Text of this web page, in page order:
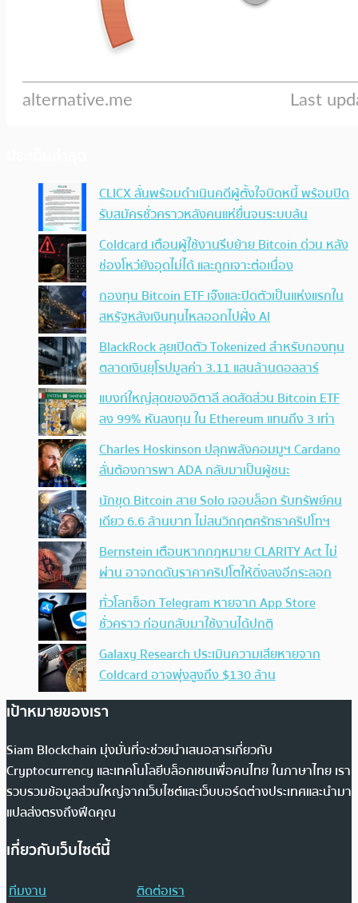
CLICX ลั่นพร้อมดำเนินคดีผู้ตั้งใจบิดหนี้ พร้อมปิด
รับสมัครชั่วคราวหลังคนแห่ยื่นจนระบบล้น
Coldcard เตือนผู้ใช้งานรีบย้าย Bitcoin ด่วน หลัง
ช่องโหว่ยังอุดไม่ได้ และถูกเจาะต่อเนื่อง
กองทุน Bitcoin ETF เจ๊งและปิดตัวเป็นแห่งแรกใน
สหรัฐหลังเงินทุนไหลออกไปฝั่ง AI
BlackRock ลุยเปิดตัว Tokenized สำหรับกองทุน
ตลาดเงินยุโรปมูลค่า 3.11 แสนล้านดอลลาร์
แบงก์ใหญ่สุดของอิตาลี ลดสัดส่วน Bitcoin ETF
ลง 99% หันลงทุน ใน Ethereum แทนถึง 3 เท่า
Charles Hoskinson ปลุกพลังคอมมูฯ Cardano
ลั่นต้องการพา ADA กลับมาเป็นผู้ชนะ
นักขุด Bitcoin สาย Solo เจอบล็อก รับทรัพย์คน
เดียว 6.6 ล้านบาท ไม่สนวิกฤตศรัทธาคริปโทฯ
Bernstein เตือนหากกฎหมาย CLARITY Act ไม่
ผ่าน อาจกดดันราคาคริปโตให้ดิ่งลงอีกระลอก
ทั่วโลกช็อก Telegram หายจาก App Store
ชั่วคราว ก่อนกลับมาใช้งานได้ปกติ
Galaxy Research ประเมินความเสียหายจาก
Coldcard อาจพุ่งสูงถึง $130 ล้าน
เป้าหมายของเรา
Siam Blockchain มุ่งมั่นที่จะช่วยนำเสนอสารเกี่ยวกับ
Cryptocurrency และเทคโนโลยีบล็อกเชนเพื่อคนไทย ในภาษาไทย เรา
รวบรวมข้อมูลส่วนใหญ่จากเว็บไซต์และเว็บบอร์ดต่างประเทศและนำมา
แปลส่งตรงถึงฟีดคุณ
เกี่ยวกับเว็บไซต์นี้
ทีมงาน
ติดต่อเรา